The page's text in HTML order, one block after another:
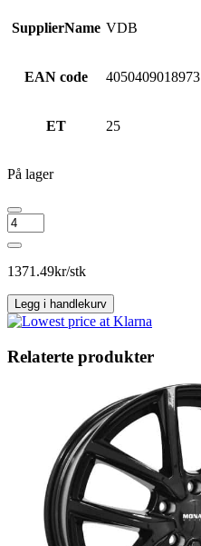
SupplierName VDB
EAN code 4050409018973
ET 25
På lager
IT
WHEELS
KIRA
Black
1371.49kr/stk
Legg i handlekurv
Relaterte produkter